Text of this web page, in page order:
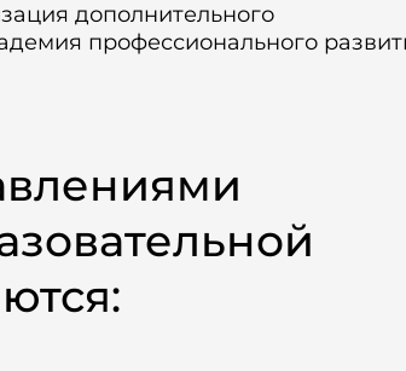
дополнительного
профессионального